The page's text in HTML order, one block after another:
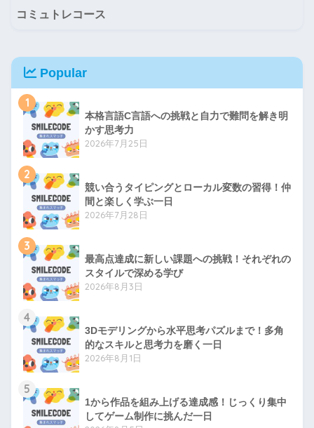
コミュトレコース
Popular
1
本格言語C言語への挑戦と自力で難問を解き明
かす思考力
2026年7月25日
2
競い合うタイピングとローカル変数の習得！仲
間と楽しく学ぶ一日
2026年7月28日
3
最高点達成に新しい課題への挑戦！それぞれの
スタイルで深める学び
2026年8月3日
4
3Dモデリングから水平思考パズルまで！多角
的なスキルと思考力を磨く一日
2026年8月1日
5
1から作品を組み上げる達成感！じっくり集中
してゲーム制作に挑んだ一日